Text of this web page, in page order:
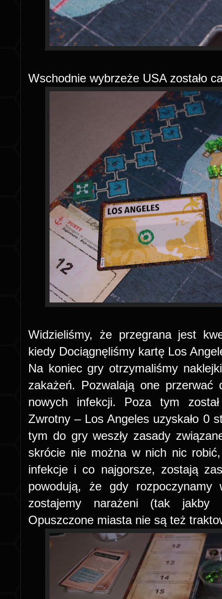
Wschodnie wybrzeże USA zostało
Widzieliśmy, że przegrana jest
kiedy Dociągnęliśmy kartę Los
Na koniec gry otrzymaliśmy
zakażeń. Pozwalają one
nowych infekcji. Poza tym
Zwrotny – Los Angeles uzyskało 0
tym do gry weszły zasady
skrócie nie można w nich nic
infekcje i co najgorsze, zostają
powodują, że gdy
zostajemy narażeni (tak jakby
Opuszczone miasta nie są też